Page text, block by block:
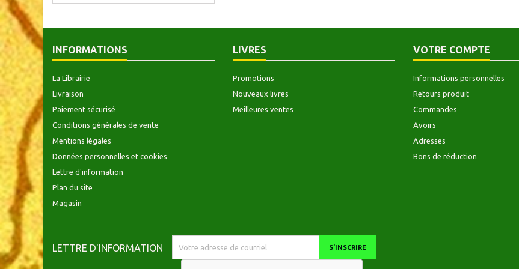
INFORMATIONS
La Librairie
Livraison
Paiement sécurisé
Conditions générales de vente
Mentions légales
Données personnelles et cookies
Lettre d'information
Plan du site
Magasin
LIVRES
Promotions
Nouveaux livres
Meilleures ventes
VOTRE COMPTE
Informations personnelles
Retours produit
Commandes
Avoirs
Adresses
Bons de réduction
LETTRE D'INFORMATION